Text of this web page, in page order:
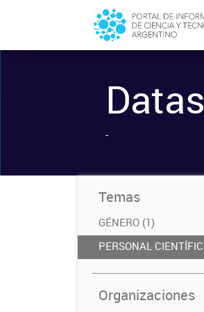
-
Temas
GÉNERO (1)
PERSONAL
Organizaciones